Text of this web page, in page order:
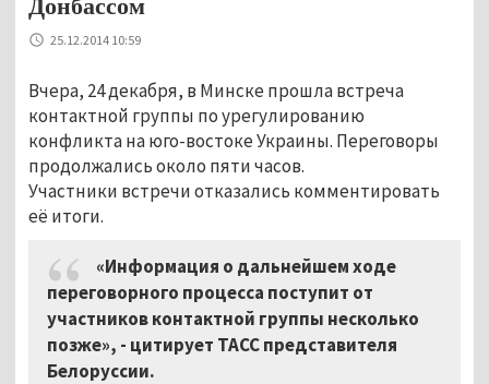
Донбассом
25.12.2014 10:59
Вчера, 24 декабря, в Минске прошла встреча
контактной группы по урегулированию
конфликта на юго-востоке Украины. Переговоры
продолжались около пяти часов.
Участники встречи отказались комментировать
её итоги.
«Информация о дальнейшем ходе
переговорного процесса поступит от
участников контактной группы несколько
позже», - цитирует ТАСС представителя
Белоруссии.